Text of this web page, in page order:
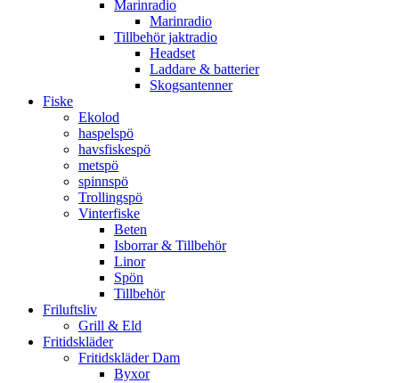
Marinradio
Marinradio
Tillbehör jaktradio
Headset
Laddare & batterier
Skogsantenner
Fiske
Ekolod
haspelspö
havsfiskespö
metspö
spinnspö
Trollingspö
Vinterfiske
Beten
Isborrar & Tillbehör
Linor
Spön
Tillbehör
Friluftsliv
Grill & Eld
Fritidskläder
Fritidskläder Dam
Byxor